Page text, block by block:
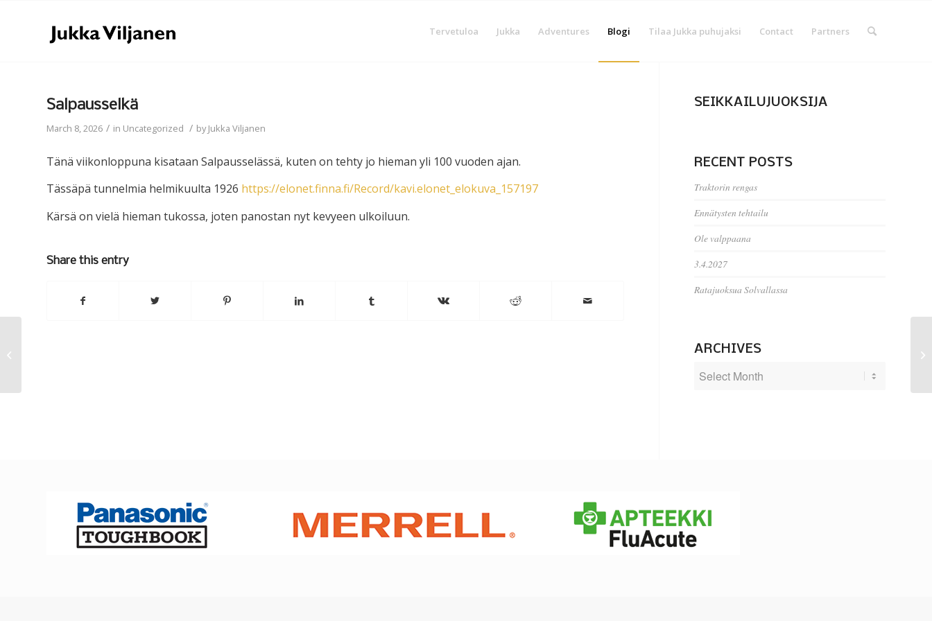
Tervetuloa Jukka Adventures Blogi Tilaa Jukka puhujaksi Contact Partners
Salpausselkä
March 8, 2026 / in Uncategorized / byJukka Viljanen
Tänä viikonloppuna kisataan Salpausselässä, kuten on tehty jo hieman yli 100 vuoden ajan.
Tässäpä tunnelmia helmikuulta 1926 https://elonet.finna.fi/Record/kavi.elonet_elokuva_157197
Kärsä on vielä hieman tukossa, joten panostan nyt kevyeen ulkoiluun.
Share this entry
SEIKKAILUJUOKSIJA
RECENT POSTS
Traktorin rengas
Ennätysten tehtailu
Ole valppaana
3.4.2027
Ratajuoksua Solvallassa
ARCHIVES